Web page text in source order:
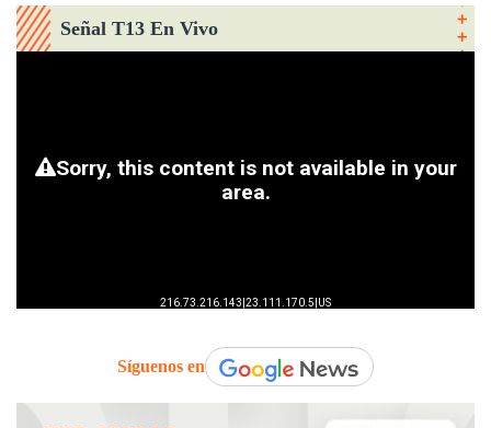
Señal T13 En Vivo
Síguenos en